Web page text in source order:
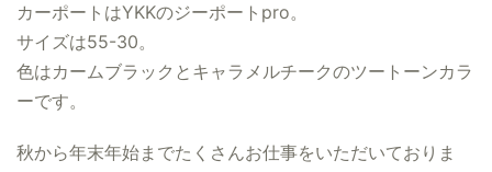
カーポートはYKKのジーポートpro。
サイズは55-30。
色はカームブラックとキャラメルチークのツートーンカラ
ーです。
秋から年末年始までたくさんお仕事をいただいておりま